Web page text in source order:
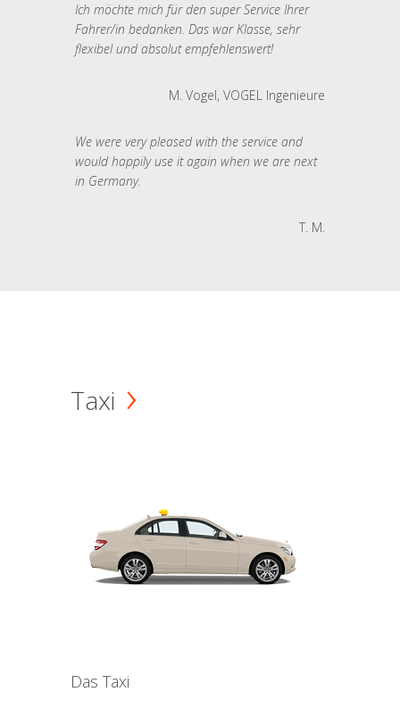
Ich möchte mich für den super Service Ihrer
Fahrer/in bedanken. Das war Klasse, sehr
flexibel und absolut empfehlenswert!
M. Vogel, VOGEL Ingenieure
We were very pleased with the service and
would happily use it again when we are next
in Germany.
T. M.
Taxi
Das Taxi